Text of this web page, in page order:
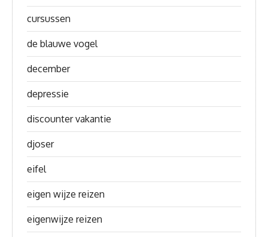
cursussen
de blauwe vogel
december
depressie
discounter vakantie
djoser
eifel
eigen wijze reizen
eigenwijze reizen